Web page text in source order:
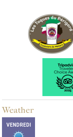
Weather